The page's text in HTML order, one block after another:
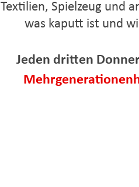
Textilien, Spielzeug und
was kaputt ist und
Jeden dritten